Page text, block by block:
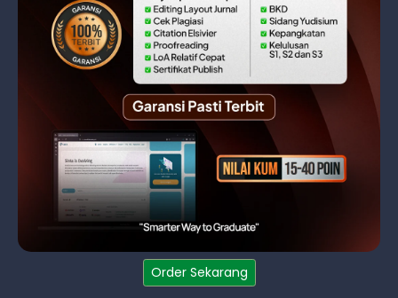
Order Sekarang